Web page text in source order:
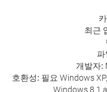
최근
파
개발자:
호환성: 필요 Windows
Windows 8.1